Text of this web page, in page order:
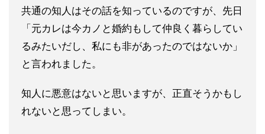
共通の知人はその話を知っているのですが、先日
「元カレは今カノ と婚約もして仲良く暮らしてい
るみたいだし、私にも非があったのではないか」
と言われました。
知人に悪意はないと思いますが、正直そうかもし
れないと思ってし まい。